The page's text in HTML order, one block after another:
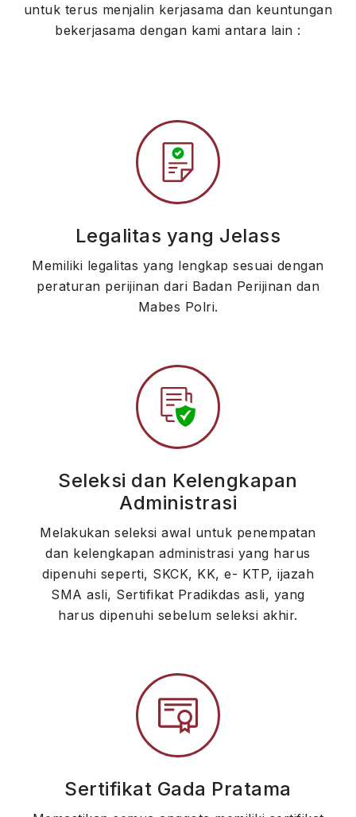
untuk terus menjalin kerjasama dan keuntungan
bekerjasama dengan kami antara lain :
Legalitas yang Jelass
Memiliki legalitas yang lengkap sesuai dengan
peraturan perijinan dari Badan Perijinan dan
Mabes Polri.
Seleksi dan Kelengkapan
Administrasi
Melakukan seleksi awal untuk penempatan
dan kelengkapan administrasi yang harus
dipenuhi seperti, SKCK, KK, e- KTP, ijazah
SMA asli, Sertifikat Pradikdas asli, yang
harus dipenuhi sebelum seleksi akhir.
Sertifikat Gada Pratama